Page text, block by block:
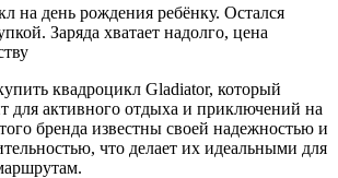
на день рождения ребёнку. Остался
Заряда хватает надолго, цена
квадроцикл Gladiator, который
для активного отдыха и приключений на
бренда известны своей надежностью и
что делает их идеальными для